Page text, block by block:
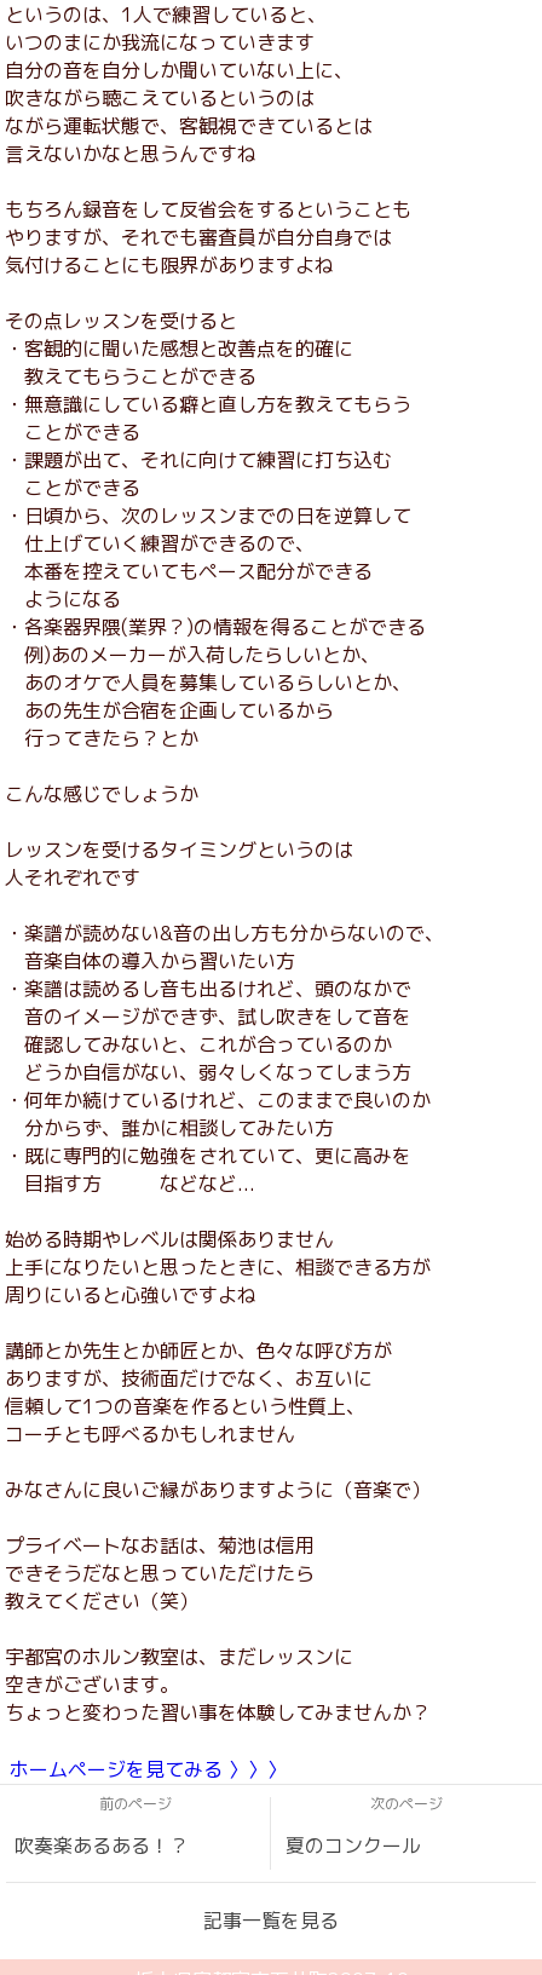
というのは、1人で練習していると、
いつのまにか我流になっていきます
自分の音を自分しか聞いていない上に、
吹きながら聴こえているというのは
ながら運転状態で、客観視できているとは
言えないかなと思うんですね
もちろん録音をして反省会をするということも
やりますが、それでも審査員が自分自身では
気付けることにも限界がありますよね
その点レッスンを受けると
・客観的に聞いた感想と改善点を的確に
教えてもらうことができる
・無意識にしている癖と直し方を教えてもらう
ことができる
・課題が出て、それに向けて練習に打ち込む
ことができる
・日頃から、次のレッスンまでの日を逆算して
仕上げていく練習ができるので、
本番を控えていてもペース配分ができる
ようになる
・各楽器界隈(業界？)の情報を得ることができる
例)あのメーカーが入荷したらしいとか、
あのオケで人員を募集しているらしいとか、
あの先生が合宿を企画しているから
行ってきたら？とか
こんな感じでしょうか
レッスンを受けるタイミングというのは
人それぞれです
・楽譜が読めない&音の出し方も分からないので、
音楽自体の導入から習いたい方
・楽譜は読めるし音も出るけれど、頭のなかで
音のイメージができず、試し吹きをして音を
確認してみないと、これが合っているのか
どうか自信がない、弱々しくなってしまう方
・何年か続けているけれど、このままで良いのか
分からず、誰かに相談してみたい方
・既に専門的に勉強をされていて、更に高みを
目指す方 などなど...
始める時期やレベルは関係ありません
上手になりたいと思ったときに、相談できる方が
周りにいると心強いですよね
講師とか先生とか師匠とか、色々な呼び方が
ありますが、技術面だけでなく、お互いに
信頼して1つの音楽を作るという性質上、
コーチとも呼べるかもしれません
みなさんに良いご縁がありますように（音楽で）
プライベートなお話は、菊池は信用
できそうだなと思っていただけたら
教えてください（笑）
宇都宮のホルン教室は、まだレッスンに
空きがございます。
ちょっと変わった習い事を体験してみませんか？
ホームページを見てみる 〉〉〉
前のページ
吹奏楽あるある！？
次のページ
夏のコンクール
記事一覧を見る